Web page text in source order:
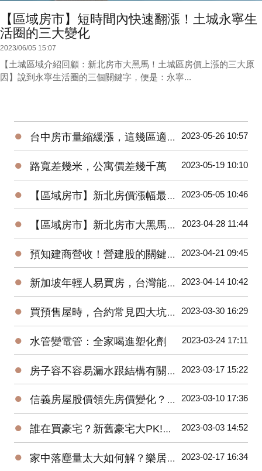
【區域房市】短時間內快速翻漲！土城永寧生
活圈的三大變化
2023/06/05 15:07
【土城區域介紹回顧：新北房市大黑馬！土城區房價上漲的三大原
因】說到永寧生活圈的三個關鍵字，便是：永寧...
● 台中房市量縮緩漲，這幾區適合進場！台中海線 | 水湳 | 烏日 | 北屯 | 台中市政府 2023-05-26 10:57
● 路寬差幾米，公寓價差幾千萬 2023-05-19 10:10
● 【區域房市】新北房價漲幅最高–土城暫緩重劃區 2023-05-05 10:46
● 【區域房市】新北房市大黑馬！土城區房價上漲的三大原因？ 2023-04-28 11:44
● 預知建商營收！營建股的關鍵指標與操作秘訣 2023-04-21 09:45
● 新加坡年輕人易買房，台灣能借鏡？房市回溫？住商徐佳馨獨家分析 2023-04-14 10:42
● 買預售屋時，合約常見四大坑！你踩到了幾坑？ 2023-03-30 16:29
● 水管變電管：全家喝進塑化劑 2023-03-24 17:11
● 房子容不容易漏水跟結構有關係？戴雲發教你怎麼看！ 2023-03-17 15:22
● 信義房屋股價領先房價變化？準確率超高！ 2023-03-10 17:36
● 誰在買豪宅？新舊豪宅大PK!遠雄豪宅銷售團隊親身分享-遠雄Park One 2023-03-03 14:52
● 家中落塵量太大如何解？樂居創辦人Pearl換紗窗體驗大公開！ 2023-02-17 16:34